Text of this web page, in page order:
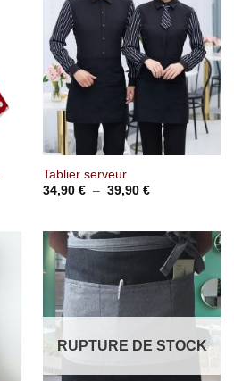
Tablier serveur
34,90 € – 39,90 €Plage
à
39,90 €
RUPTURE DE STOCK